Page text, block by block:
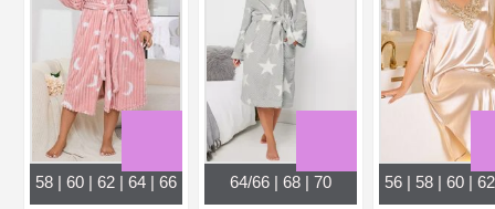
58 | 60 | 62 | 64 | 66 64/66 | 68 | 70 56 | 58 | 60 |